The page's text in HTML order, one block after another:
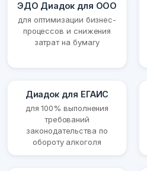
ЭДО Диадок для ООО
для оптимизации бизнес-
процессов и снижения
затрат на бумагу
Диадок для ЕГАИС
для 100% выполнения
требований
законодательства по
обороту алкоголя